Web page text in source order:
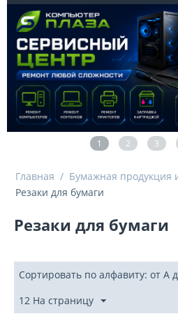
1 2 3
Главная / Бумажная продукция
Резаки для бумаги
Резаки для бумаги
Сортировать по алфавиту: от А
12 На страницу